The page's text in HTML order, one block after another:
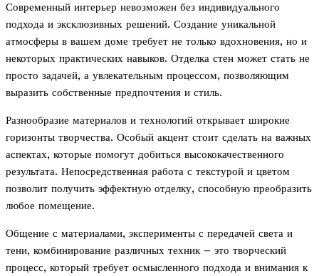
Современный интерьер невозможен без индивидуального
подхода и эксклюзивных решений. Создание уникальной
атмосферы в вашем доме требует не только вдохновения, но и
некоторых практических навыков. Отделка стен может стать не
просто задачей, а увлекательным процессом, позволяющим
выразить собственные предпочтения и стиль.
Разнообразие материалов и технологий открывает широкие
горизонты творчества. Особый акцент стоит сделать на важных
аспектах, которые помогут добиться высококачественного
результата. Непосредственная работа с текстурой и цветом
позволит получить эффектную отделку, способную преобразить
любое помещение.
Общение с материалами, эксперименты с передачей света и
тени, комбинирование различных техник – это творческий
процесс, который требует осмысленного подхода и внимания к